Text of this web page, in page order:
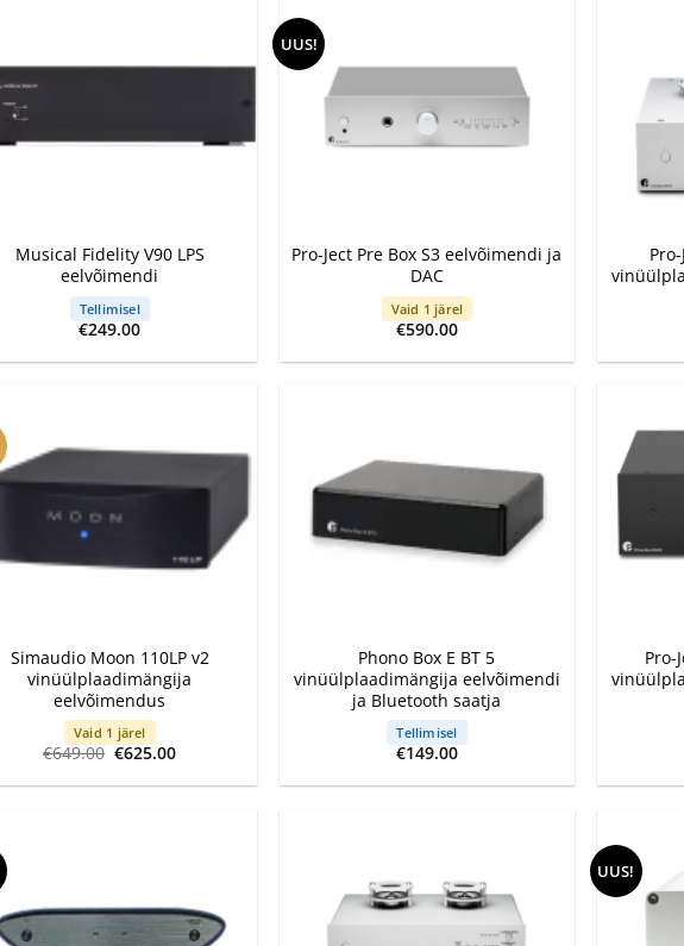
Musical Fidelity V90 LPS
eelvõimendi
Tellimisel
€249.00
UUS!
Pro-Ject Pre Box S3 eelvõimendi ja
DAC
Vaid 1 järel
€590.00
Simaudio Moon 110LP v2
vinüülplaadimängija
eelvõimendus
Vaid 1 järel
€649.00 Algne
oli:
€625.00Current
is:
Phono Box E BT 5
vinüülplaadimängija eelvõimendi
ja Bluetooth saatja
Tellimisel
€149.00
Pro-
UUS!